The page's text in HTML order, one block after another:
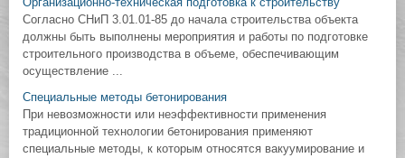
Согласно СНиП 3.01.01-85 до начала строительства объекта
должны быть выполнены мероприятия и работы по подготовке
строительного производства в объеме, обеспечивающим
осуществление ...
Специальные методы бетонирования
При невозможности или неэффективности применения
традиционной технологии бетонирования применяют
специальные методы, к которым относятся вакуумирование и